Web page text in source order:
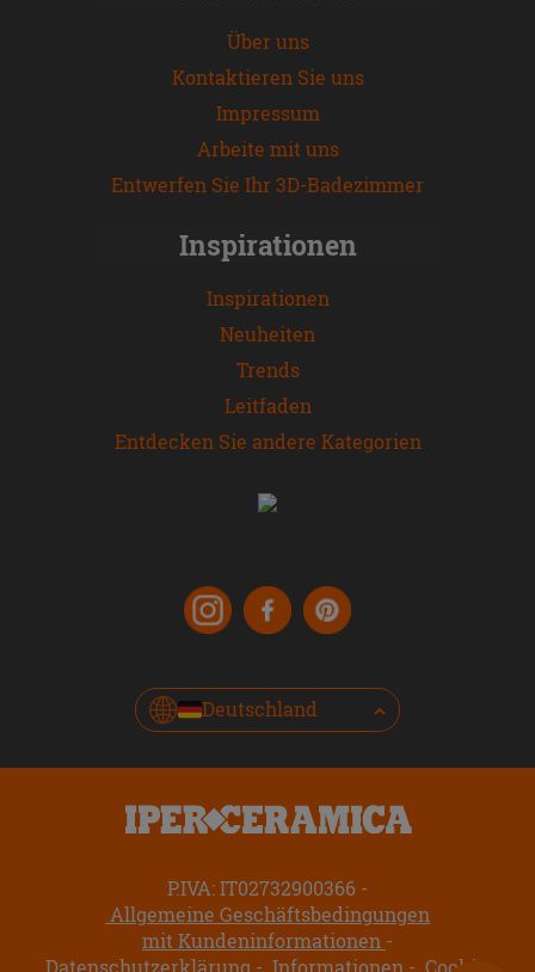
Über uns
Kontaktieren Sie uns
Impressum
Arbeite mit uns
Entwerfen Sie Ihr 3D-Badezimmer
Inspirationen
Inspirationen
Neuheiten
Trends
Leitfaden
Entdecken Sie andere Kategorien
Deutschland
P.IVA: IT02732900366
Allgemeine Geschäftsbedingungen
mit Kundeninformationen
Datenschutzerklärung
Informationen Cookie-